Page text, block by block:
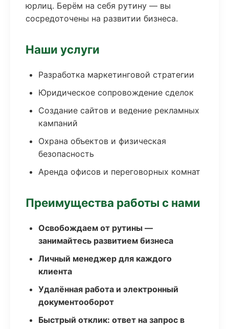
юрлиц. Берём на себя рутину — вы
сосредоточены на развитии бизнеса.
Наши услуги
Разработка маркетинговой стратегии
Юридическое сопровождение сделок
Создание сайтов и ведение рекламных
кампаний
Охрана объектов и физическая
безопасность
Аренда офисов и переговорных комнат
Преимущества работы с нами
Освобождаем от рутины —
занимайтесь развитием бизнеса
Личный менеджер для каждого
клиента
Удалённая работа и электронный
документооборот
Быстрый отклик: ответ на запрос в